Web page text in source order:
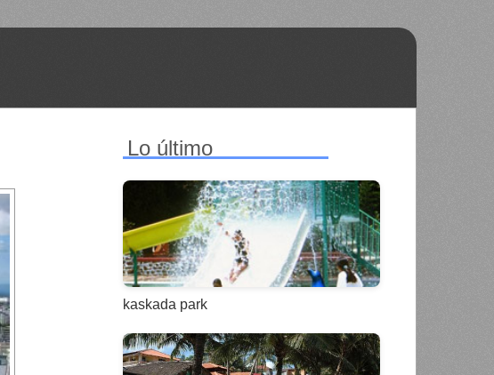
Lo último
kaskada park